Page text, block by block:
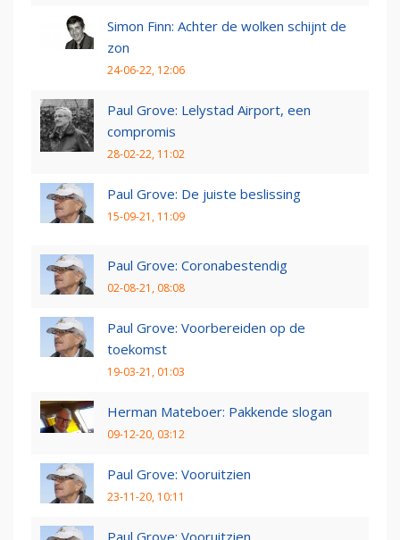
Simon Finn: Achter de wolken schijnt de
zon
24-06-22, 12:06
Paul Grove: Lelystad Airport, een
compromis
28-02-22, 11:02
Paul Grove: De juiste beslissing
15-09-21, 11:09
Paul Grove: Coronabestendig
02-08-21, 08:08
Paul Grove: Voorbereiden op de
toekomst
19-03-21, 01:03
Herman Mateboer: Pakkende slogan
09-12-20, 03:12
Paul Grove: Vooruitzien
23-11-20, 10:11